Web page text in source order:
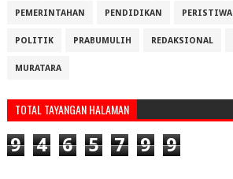
PEMERINTAHAN PENDIDIKAN PERISTIWA
POLITIK PRABUMULIH REDAKSIONAL
MURATARA
TOTAL TAYANGAN HALAMAN
9 4 6 5 7 9 9